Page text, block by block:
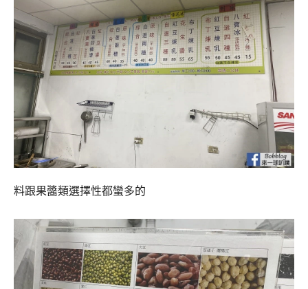
料跟果醬類選擇性都蠻多的